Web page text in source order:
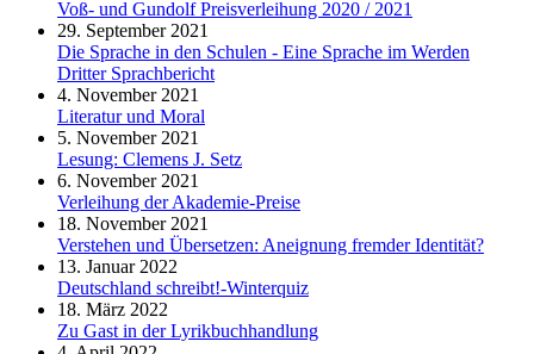
Voß- und Gundolf Preisverleihung 2020 / 2021
29. September 2021
Die Sprache in den Schulen - Eine Sprache im Werden
Dritter Sprachbericht
4. November 2021
Literatur und Moral
5. November 2021
Lesung: Clemens J. Setz
6. November 2021
Verleihung der Akademie-Preise
18. November 2021
Verstehen und Übersetzen: Aneignung fremder Identität?
13. Januar 2022
Deutschland schreibt!-Winterquiz
18. März 2022
Zu Gast in der Lyrikbuchhandlung